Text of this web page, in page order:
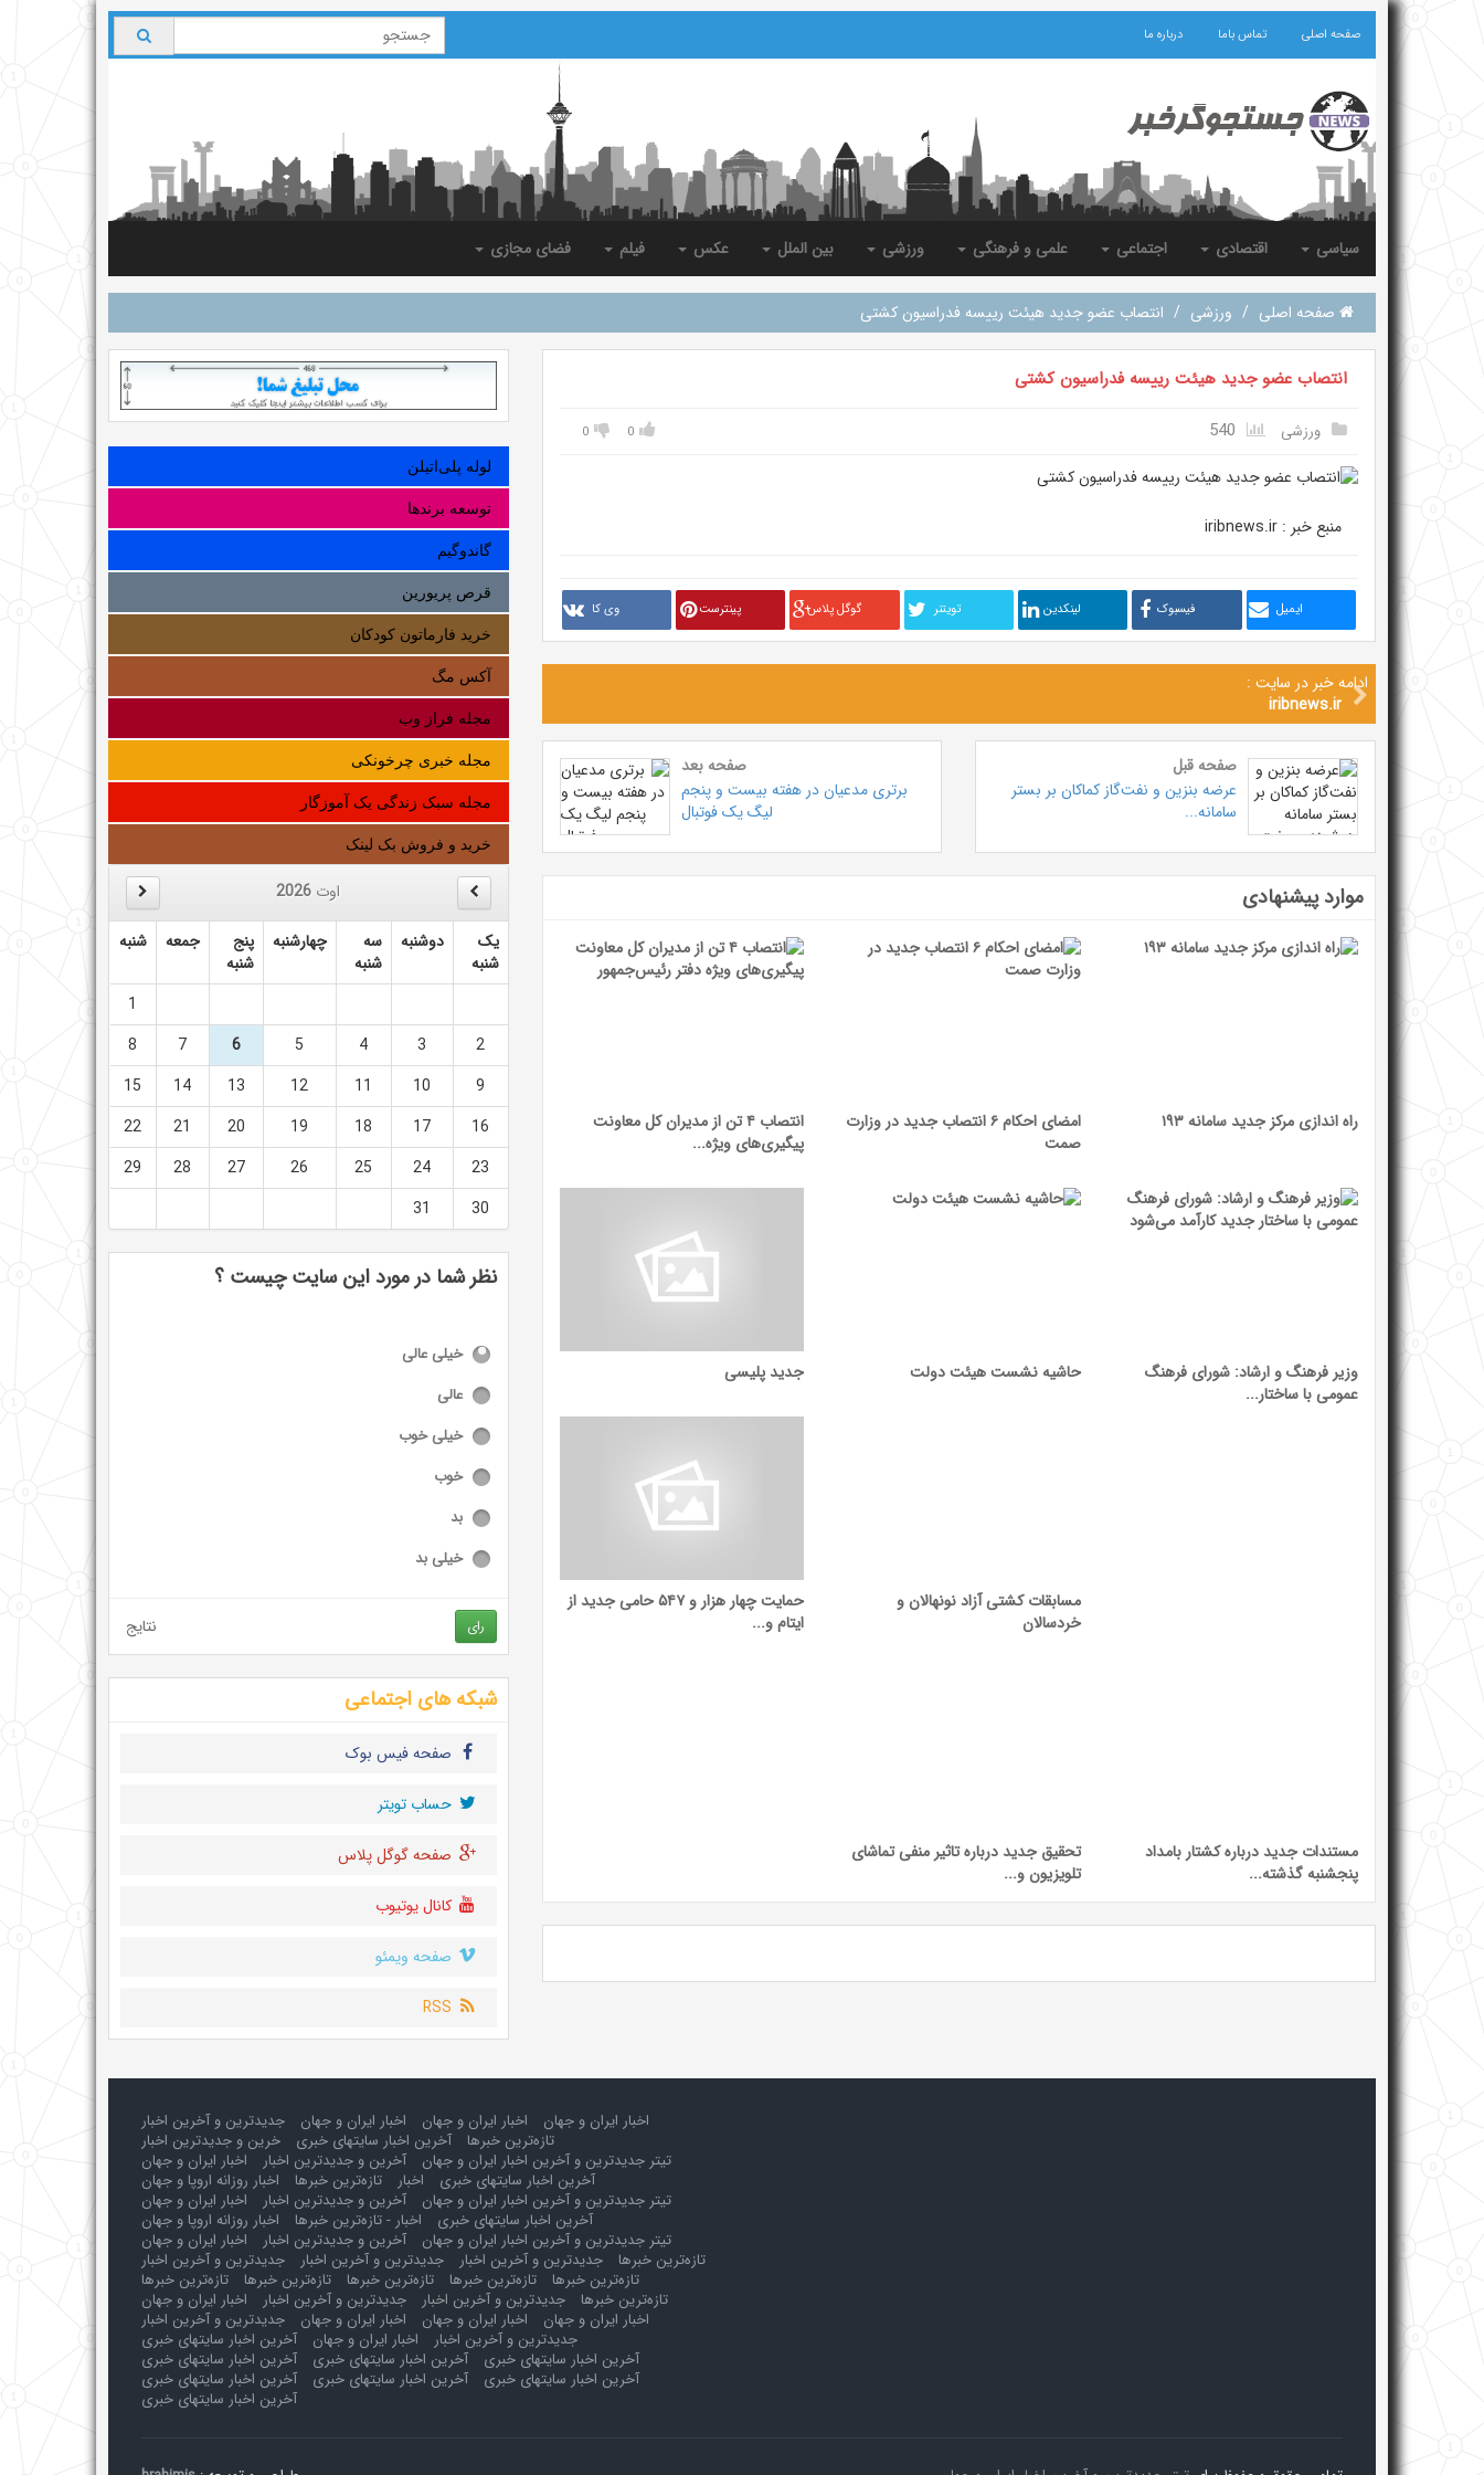
صفحه اصلی تماس باما درباره ما
سیاسی اقتصادی اجتماعی علمی و فرهنگی ورزشی بین الملل عکس فیلم فضای مجازی
صفحه اصلی / ورزشی / انتصاب عضو جدید هیئت رییسه فدراسیون کشتی
انتصاب عضو جدید هیئت رییسه فدراسیون کشتی
ورزشی 0
0
منبع خبر : iribnews.ir
ایمیل فیسبوک لینکدین تويتنر گوگل پلاس پینترست وی کا
ادامه خبر در سایت :
iribnews.ir
صفحه قبل
عرضه بنزین و نفت‌گاز کماکان بر بستر
سامانه...
صفحه بعد
برتری مدعیان در هفته بیست و پنجم
لیگ یک فوتبال
موارد پیشنهادی
راه اندازی مرکز جدید سامانه ۱۹۳
امضای احکام ۶ انتصاب جدید در وزارت
صمت
انتصاب ۴ تن از مدیران کل معاونت
پیگیری‌های ویژه...
وزیر فرهنگ و ارشاد: شورای فرهنگ
عمومی با ساختار...
حاشیه نشست هیئت دولت جدید پلیسی
مسابقات کشتی آزاد نونهالان و
خردسالان
حمایت چهار هزار و ۵۴۷ حامی جدید از
ایتام و...
مستندات جدید درباره کشتار بامداد
پنجشنبه گذشته...
تحقیق جدید درباره تاثیر منفی تماشای
تلویزیون و...
لوله‌ پلی‌اتیلن
توسعه برندها
گاندوگیم
قرص پریورین
خرید فارماتون کودکان
آکس مگ
مجله فراز وب
مجله خبری چرخونکی
مجله سبک زندگی یک آموزگار
خرید و فروش بک لینک
اوت 2026
یک
شنبه
دوشنبه
سه
شنبه
چهارشنبه
پنج
شنبه
جمعه شنبه
1
2
3
4
5
6
7
8
9
10
11
12
13
14
15
16
17
18
19
20
21
22
23
24
25
26
27
28
29
30
31
نظر شما در مورد این سایت چیست ؟
خیلی عالی
عالی
خیلی خوب
خوب
بد
خیلی بد
رای نتایج
شبکه های اجتماعی
صفحه فیس بوک
حساب تويتر
صفحه گوگل پلاس
کانال یوتیوب
صفحه ویمئو
اخبار ایران و جهان اخبار ایران و جهان اخبار ایران و جهان
جدیدترین و آخرین اخبار
تازه‌ترین خبرها
آخرین اخبار سایتهای خبری
خرین و جدیدترین اخبار
تیتر جدیدترین و آخرین اخبار ایران و جهان
آخرین و جدیدترین اخبار
اخبار ایران و جهان
آخرین اخبار سایتهای خبری
اخبار تازه‌ترین خبرها
اخبار روزانه اروپا و جهان
تیتر جدیدترین و آخرین اخبار ایران و جهان
آخرین و جدیدترین اخبار
اخبار ایران و جهان
آخرین اخبار سایتهای خبری
اخبار - تازه‌ترین خبرها
اخبار روزانه اروپا و جهان
تیتر جدیدترین و آخرین اخبار ایران و جهان
آخرین و جدیدترین اخبار
اخبار ایران و جهان
تازه‌ترین خبرها
جدیدترین و آخرین اخبار جدیدترین و آخرین اخبار
جدیدترین و آخرین اخبار
تازه‌ترین خبرها
تازه‌ترین خبرها تازه‌ترین خبرها تازه‌ترین خبرها
تازه‌ترین خبرها
تازه‌ترین خبرها
جدیدترین و آخرین اخبار جدیدترین و آخرین اخبار
اخبار ایران و جهان
اخبار ایران و جهان
اخبار ایران و جهان اخبار ایران و جهان
جدیدترین و آخرین اخبار
جدیدترین و آخرین اخبار
اخبار ایران و جهان
آخرین اخبار سایتهای خبری
آخرین اخبار سایتهای خبری
آخرین اخبار سایتهای خبری
آخرین اخبار سایتهای خبری
آخرین اخبار سایتهای خبری
آخرین اخبار سایتهای خبری
آخرین اخبار سایتهای خبری
آخرین اخبار سایتهای خبری